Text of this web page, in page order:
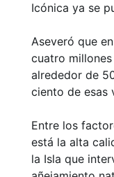
Icónica ya se
Aseveró que
cuatro
alrededor de
ciento de esas
Entre los
está la alta
la Isla que